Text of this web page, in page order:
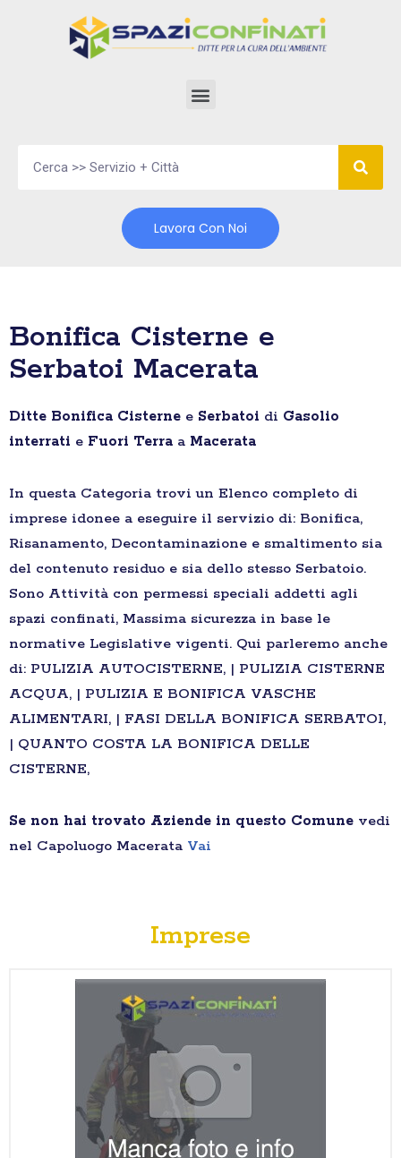
Lavora Con Noi
Bonifica Cisterne e
Serbatoi Macerata
Ditte Bonifica Cisterne e Serbatoi di Gasolio
interrati e Fuori Terra a Macerata
In questa Categoria trovi un Elenco completo di
imprese idonee a eseguire il servizio di: Bonifica,
Risanamento, Decontaminazione e smaltimento sia
del contenuto residuo e sia dello stesso Serbatoio.
Sono Attività con permessi speciali addetti agli
spazi confinati, Massima sicurezza in base le
normative Legislative vigenti. Qui parleremo anche
di: PULIZIA AUTOCISTERNE, | PULIZIA CISTERNE
ACQUA, | PULIZIA E BONIFICA VASCHE
ALIMENTARI, | FASI DELLA BONIFICA SERBATOI,
| QUANTO COSTA LA BONIFICA DELLE
CISTERNE,
Se non hai trovato Aziende in questo Comune vedi
nel Capoluogo Macerata Vai
Imprese